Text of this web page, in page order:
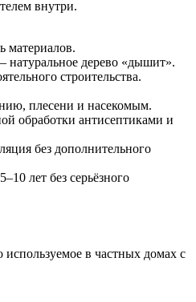
внутри.
материалов.
натуральное дерево «дышит».
строительства.
плесени и насекомым.
обработки антисептиками и
без дополнительного
лет без серьёзного
используемое в частных домах с